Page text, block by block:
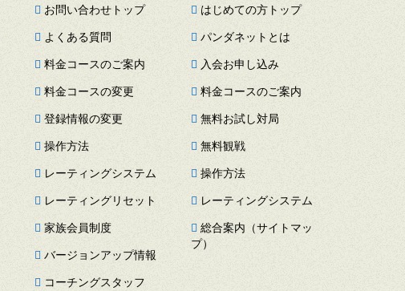
お問い合わせトップ
よくある質問
料金コースのご案内
料金コースの変更
登録情報の変更
操作方法
レーティングシステム
レーティングリセット
家族会員制度
バージョンアップ情報
コーチングスタッフ
はじめての方トップ
パンダネットとは
入会お申し込み
料金コースのご案内
無料お試し対局
無料観戦
操作方法
レーティングシステム
総合案内（サイトマッ
プ）